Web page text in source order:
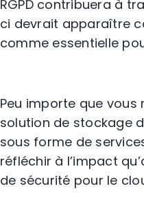
RGPD contribuera à
ci devrait apparaître
comme essentielle
Peu importe que vous
solution de stockage
sous forme de
réfléchir à l’impact
de sécurité pour le